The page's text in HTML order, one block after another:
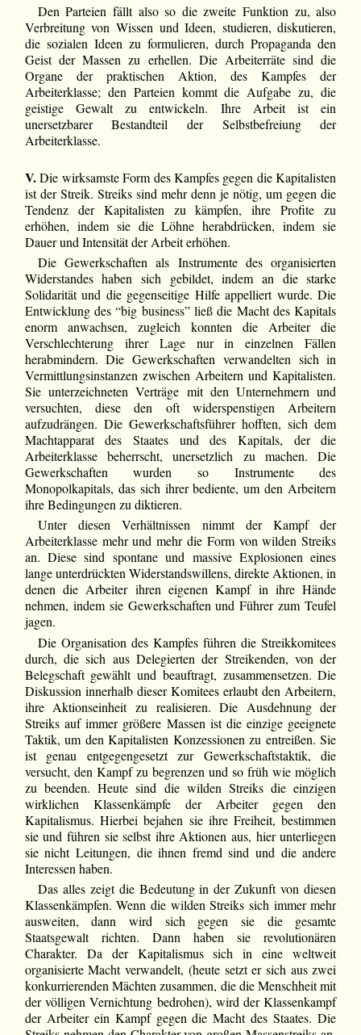
Den Parteien fällt also so die zweite Funktion zu, also
Verbreitung von Wissen und Ideen, studieren, diskutieren,
die sozialen Ideen zu formulieren, durch Propaganda den
Geist der Massen zu erhellen. Die Arbeiterräte sind die
Organe der praktischen Aktion, des Kampfes der
Arbeiterklasse; den Parteien kommt die Aufgabe zu, die
geistige Gewalt zu entwickeln. Ihre Arbeit ist ein
unersetzbarer Bestandteil der Selbstbefreiung der
Arbeiterklasse.
V.Die wirksamste Form des Kampfes gegen die Kapitalisten
ist der Streik. Streiks sind mehr denn je nötig, um gegen die
Tendenz der Kapitalisten zu kämpfen, ihre Profite zu
erhöhen, indem sie die Löhne herabdrücken, indem sie
Dauer und Intensität der Arbeit erhöhen.
Die Gewerkschaften als Instrumente des organisierten
Widerstandes haben sich gebildet, indem an die starke
Solidarität und die gegenseitige Hilfe appelliert wurde. Die
Entwicklung des “big business” ließ die Macht des Kapitals
enorm anwachsen, zugleich konnten die Arbeiter die
Verschlechterung ihrer Lage nur in einzelnen Fällen
herabmindern. Die Gewerkschaften verwandelten sich in
Vermittlungsinstanzen zwischen Arbeitern und Kapitalisten.
Sie unterzeichneten Verträge mit den Unternehmern und
versuchten, diese den oft widerspenstigen Arbeitern
aufzudrängen. Die Gewerkschaftsführer hofften, sich dem
Machtapparat des Staates und des Kapitals, der die
Arbeiterklasse beherrscht, unersetzlich zu machen. Die
Gewerkschaften wurden so Instrumente des
Monopolkapitals, das sich ihrer bediente, um den Arbeitern
ihre Bedingungen zu diktieren.
Unter diesen Verhältnissen nimmt der Kampf der
Arbeiterklasse mehr und mehr die Form von wilden Streiks
an. Diese sind spontane und massive Explosionen eines
lange unterdrückten Widerstandswillens, direkte Aktionen, in
denen die Arbeiter ihren eigenen Kampf in ihre Hände
nehmen, indem sie Gewerkschaften und Führer zum Teufel
jagen.
Die Organisation des Kampfes führen die Streikkomitees
durch, die sich aus Delegierten der Streikenden, von der
Belegschaft gewählt und beauftragt, zusammensetzen. Die
Diskussion innerhalb dieser Komitees erlaubt den Arbeitern,
ihre Aktionseinheit zu realisieren. Die Ausdehnung der
Streiks auf immer größere Massen ist die einzige geeignete
Taktik, um den Kapitalisten Konzessionen zu entreißen. Sie
ist genau entgegengesetzt zur Gewerkschaftstaktik, die
versucht, den Kampf zu begrenzen und so früh wie möglich
zu beenden. Heute sind die wilden Streiks die einzigen
wirklichen Klassenkämpfe der Arbeiter gegen den
Kapitalismus. Hierbei bejahen sie ihre Freiheit, bestimmen
sie und führen sie selbst ihre Aktionen aus, hier unterliegen
sie nicht Leitungen, die ihnen fremd sind und die andere
Interessen haben.
Das alles zeigt die Bedeutung in der Zukunft von diesen
Klassenkämpfen. Wenn die wilden Streiks sich immer mehr
ausweiten, dann wird sich gegen sie die gesamte
Staatsgewalt richten. Dann haben sie revolutionären
Charakter. Da der Kapitalismus sich in eine weltweit
organisierte Macht verwandelt, (heute setzt er sich aus zwei
konkurrierenden Mächten zusammen, die die Menschheit mit
der völligen Vernichtung bedrohen), wird der Klassenkampf
der Arbeiter ein Kampf gegen die Macht des Staates. Die